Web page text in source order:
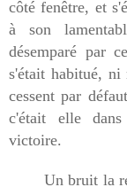
côté fenêtre, et
à son
désemparé par
s'était habitué, ni
cessent par
c'était elle
victoire.
Un bruit la